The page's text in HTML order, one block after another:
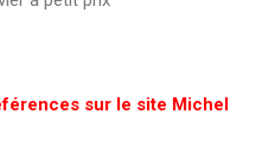
sur le site Michel